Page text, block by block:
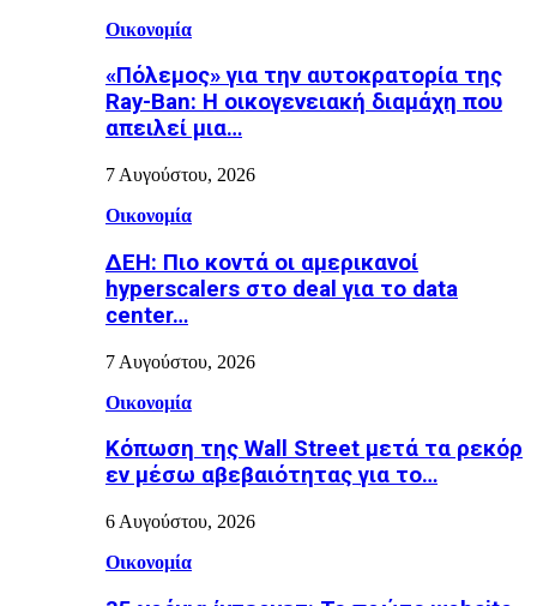
Οικονομία
«Πόλεμος» για την αυτοκρατορία της
Ray-Ban: Η οικογενειακή διαμάχη που
απειλεί μια…
7 Αυγούστου, 2026
Οικονομία
ΔΕΗ: Πιο κοντά οι αμερικανοί
hyperscalers στο deal για το data
center…
7 Αυγούστου, 2026
Οικονομία
Κόπωση της Wall Street μετά τα ρεκόρ
εν μέσω αβεβαιότητας για το…
6 Αυγούστου, 2026
Οικονομία